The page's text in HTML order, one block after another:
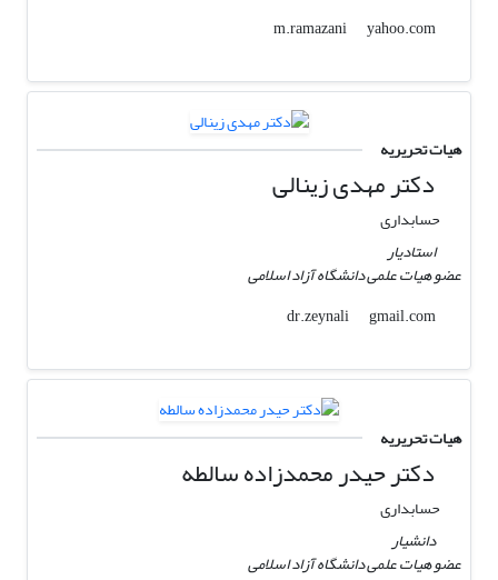
m.ramazani
yahoo.com
هیات تحریریه
دکتر مهدی زینالی
حسابداری
استادیار
عضو هیات علمی دانشگاه آزاد اسلامی
dr.zeynali
gmail.com
هیات تحریریه
دکتر حیدر محمدزاده سالطه
حسابداری
دانشیار
عضو هیات علمی دانشگاه آزاد اسلامی